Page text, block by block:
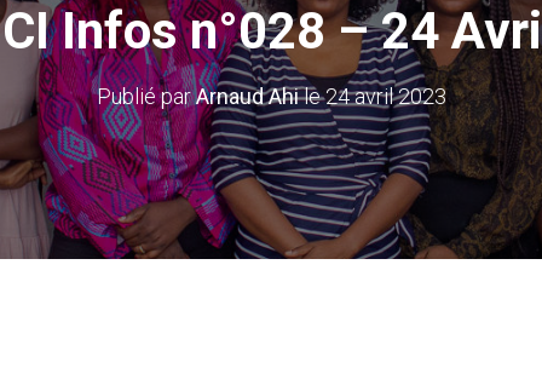
Infos n°028 – 24
Publié parArnaud Ahile24 avril 2023